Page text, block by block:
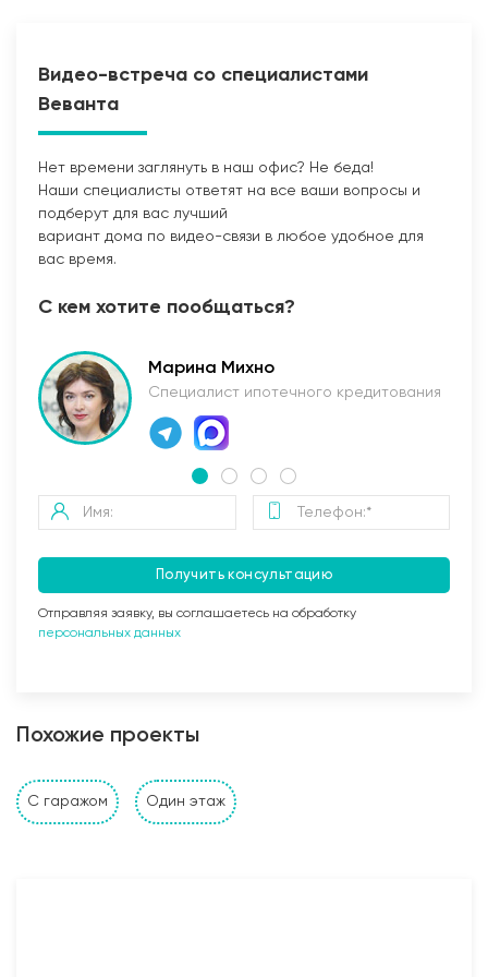
Стены и перегородки дома
1. Наружные и внутренние несущие стены выполнены
Видео-встреча со специалистами
Веванта
Нет времени заглянуть в наш офис? Не беда!
Наши специалисты ответят на все ваши вопросы и
подберут для вас лучший
вариант дома по видео-связи в любое удобное для
вас время.
С кем хотите пообщаться?
Марина Михно
Специалист ипотечного кредитования
Получить консультацию
Отправляя заявку, вы соглашаетесь на обработку
персональных данных
Похожие проекты
С гаражом Один этаж